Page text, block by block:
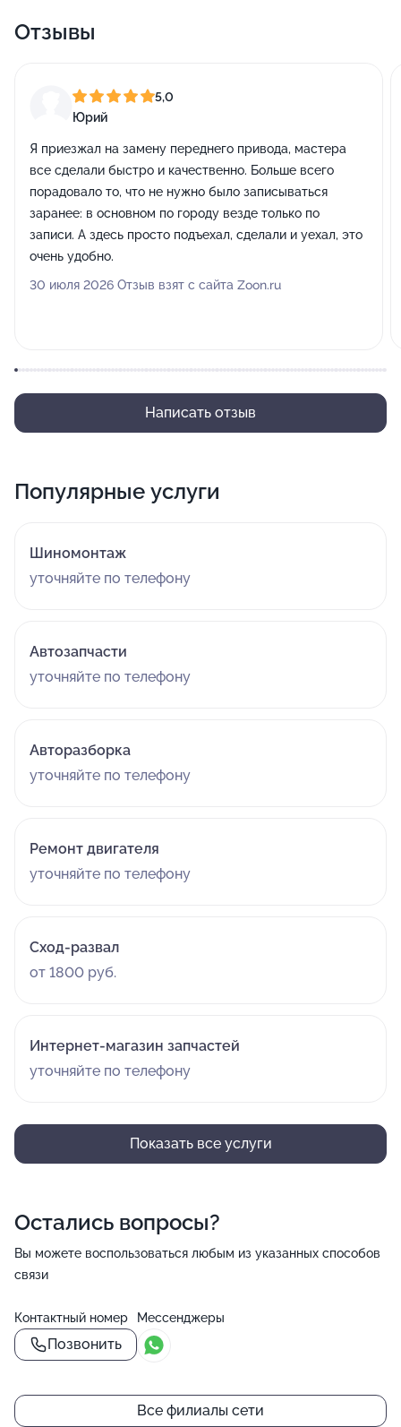
Отзывы
5,0
Юрий
Я приезжал на замену переднего привода, мастера
все сделали быстро и качественно. Больше всего
порадовало то, что не нужно было записываться
заранее: в основном по городу везде только по
записи. А здесь просто подъехал, сделали и уехал, это
очень удобно.
30 июля 2026 Отзыв взят с сайта Zoon.ru
Написать отзыв
Популярные услуги
Шиномонтаж
уточняйте по телефону
Автозапчасти
уточняйте по телефону
Авторазборка
уточняйте по телефону
Ремонт двигателя
уточняйте по телефону
Сход-развал
от 1800 руб.
Интернет-магазин запчастей
уточняйте по телефону
Показать все услуги
Остались вопросы?
Вы можете воспользоваться любым из указанных способов
связи
Контактный номер
Позвонить
Мессенджеры
Все филиалы сети